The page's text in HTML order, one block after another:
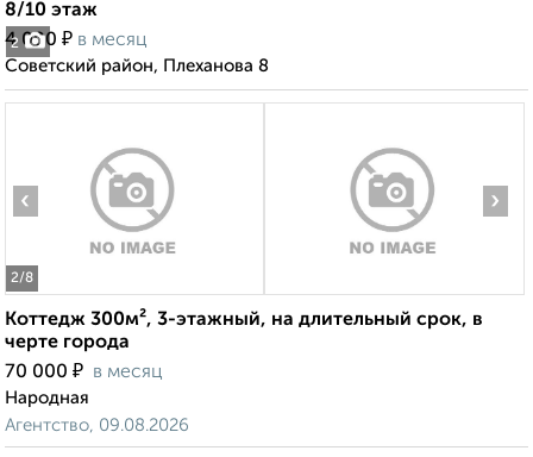
2
8/10 этаж
4 000 ₽ в месяц
Советский район, Плеханова 8
2/8
‹ ›
Коттедж 300м², 3-этажный, на длительный срок, в
черте города
70 000 ₽ в месяц
Народная
Агентство, 09.08.2026